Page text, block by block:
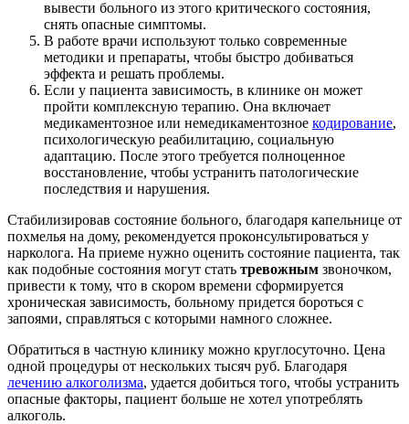
вывести больного из этого критического состояния,
снять опасные симптомы.
В работе врачи используют только современные
методики и препараты, чтобы быстро добиваться
эффекта и решать проблемы.
Если у пациента зависимость, в клинике он может
пройти комплексную терапию. Она включает
медикаментозное или немедикаментозное кодирование,
психологическую реабилитацию, социальную
адаптацию. После этого требуется полноценное
восстановление, чтобы устранить патологические
последствия и нарушения.
Стабилизировав состояние больного, благодаря капельнице от
похмелья на дому, рекомендуется проконсультироваться у
нарколога. На приеме нужно оценить состояние пациента, так
как подобные состояния могут стать тревожным звоночком,
привести к тому, что в скором времени сформируется
хроническая зависимость, больному придется бороться с
запоями, справляться с которыми намного сложнее.
Обратиться в частную клинику можно круглосуточно. Цена
одной процедуры от нескольких тысяч руб. Благодаря
лечению алкоголизма, удается добиться того, чтобы устранить
опасные факторы, пациент больше не хотел употреблять
алкоголь.